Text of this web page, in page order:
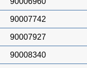
90007742
90007927
90008340